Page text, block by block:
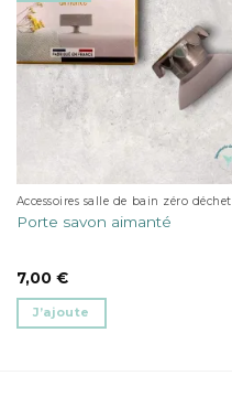
Accessoires salle de bain zéro déchet
Porte savon aimanté
7,00 €
J’ajoute